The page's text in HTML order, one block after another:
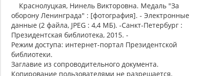
Краснолуцкая, Нинель Викторовна. Медаль "За
оборону Ленинграда" : [фотография]. - Электронные
данные (2 файла, JPEG : 4,4 МБ). -Санкт-Петербург :
Президентская библиотека, 2015. -
Режим доступа: интернет-портал Президентской
библиотеки.
Заглавие из сопроводительного документа.
Копирование пользователями не разрешается.